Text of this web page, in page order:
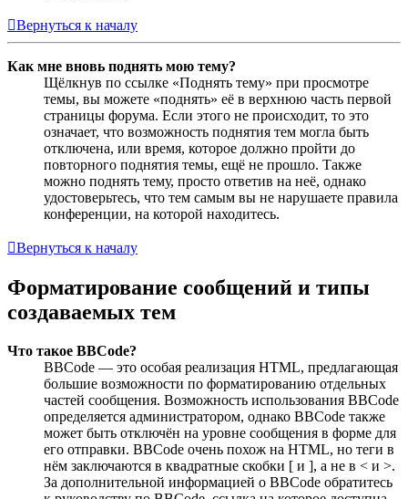
Вернуться к началу
Как мне вновь поднять мою тему?
Щёлкнув по ссылке «Поднять тему» при просмотре
темы, вы можете «поднять» её в верхнюю часть первой
страницы форума. Если этого не происходит, то это
означает, что возможность поднятия тем могла быть
отключена, или время, которое должно пройти до
повторного поднятия темы, ещё не прошло. Также
можно поднять тему, просто ответив на неё, однако
удостоверьтесь, что тем самым вы не нарушаете правила
конференции, на которой находитесь.
Вернуться к началу
Форматирование сообщений и типы
создаваемых тем
Что такое BBCode?
BBCode — это особая реализация HTML, предлагающая
большие возможности по форматированию отдельных
частей сообщения. Возможность использования BBCode
определяется администратором, однако BBCode также
может быть отключён на уровне сообщения в форме для
его отправки. BBCode очень похож на HTML, но теги в
нём заключаются в квадратные скобки [ и ], а не в < и >.
За дополнительной информацией о BBCode обратитесь